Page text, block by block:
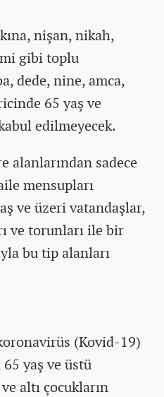
nişan, nikah,
gibi toplu
dede, nine, amca,
65 yaş ve
edilmeyecek.
alanlarından sadece
mensupları
ve üzeri vatandaşlar,
ve torunları ile bir
bu tip alanları
(Kovid-19)
yaş ve üstü
altı çocukların